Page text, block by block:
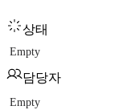
상태
Empty
담당자
Empty